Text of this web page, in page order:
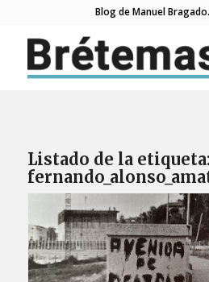
Blog de Manuel
Listado de la etiqueta: